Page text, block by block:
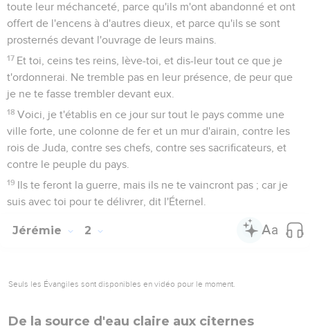
toute leur méchanceté, parce qu'ils m'ont abandonné et ont
offert de l'encens à d'autres dieux, et parce qu'ils se sont
prosternés devant l'ouvrage de leurs mains.
17 Et toi, ceins tes reins, lève-toi, et dis-leur tout ce que je
t'ordonnerai. Ne tremble pas en leur présence, de peur que
je ne te fasse trembler devant eux.
18 Voici, je t'établis en ce jour sur tout le pays comme une
ville forte, une colonne de fer et un mur d'airain, contre les
rois de Juda, contre ses chefs, contre ses sacrificateurs, et
contre le peuple du pays.
19 Ils te feront la guerre, mais ils ne te vaincront pas ; car je
suis avec toi pour te délivrer, dit l'Éternel.
Jérémie 2
Seuls les Évangiles sont disponibles en vidéo pour le moment.
De la source d'eau claire aux citernes